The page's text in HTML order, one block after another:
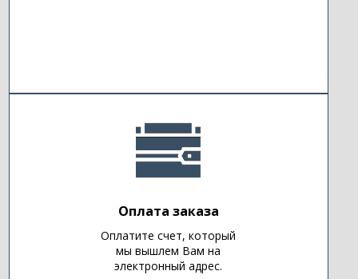
Оплата заказа
Оплатите счет, который
мы вышлем Вам на
электронный адрес.